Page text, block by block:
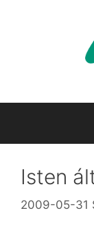
Isten
2009-05-31